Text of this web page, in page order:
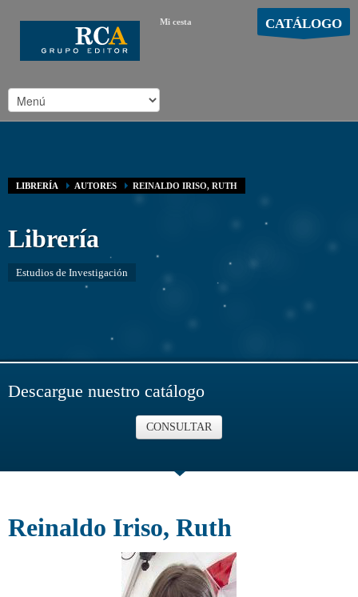
Mi cesta CATÁLOGO
LIBRERÍA AUTORES REINALDO IRISO, RUTH
Librería
Estudios de Investigación
Descargue nuestro catálogo
CONSULTAR
Reinaldo Iriso, Ruth